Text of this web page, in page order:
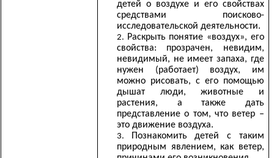
детей о воздухе и его свойствах
средствами поисково-
исследовательской деятельности.
Раскрыть понятие «воздух», его
свойства: прозрачен, невидим,
невидимый, не имеет запаха, где
нужен (работает) воздух, им
можно рисовать, с его помощью
дышат люди, животные и
растения, а также дать
представление о том, что ветер –
это движение воздуха.
Познакомить детей с таким
природным явлением, как ветер,